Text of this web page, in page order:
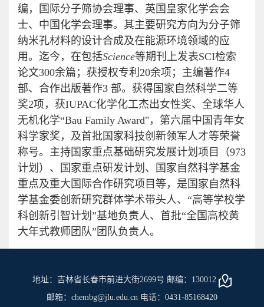
编，国际分子筛协会理事、英国皇家化学会会
士、中国化学会理事。其主要研究方向为分子筛
纳米孔材料的设计合成及在能源环境领域的应
用。迄今，在包括Science等期刊上发表SCI检索
论文300余篇；获授权专利20余项；主编著作4
部、合作出版著作3 部。获得国家自然科学二等
奖2项，获IUPAC化学化工杰出女性奖、全球华人
无机化学“Bau Family Award"，第六届中国青年女
科学家奖，及首批国家科技创新领军人才等荣誉
称号。主持国家重点基础研究发展计划项目（973
计划）、国家重点研发计划、国家自然科学基金
重点及重大国际合作研究项目等，是国家自然科
学基金委创新研究群体学术带头人、“高等学校学
科创新引智计划”基地负责人、首批“全国高校黄
大年式教师团队”团队负责人。
地址：吉林省长春市前进大街2699号 邮编：130012
邮箱：chembg@jlu.edu.cn 电话：0431-85168420